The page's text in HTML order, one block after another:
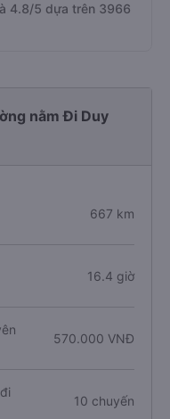
4.8/5 dựa trên 3966
nằm Đi Duy
667 km
16.4 giờ
570.000 VNĐ
10 chuyến